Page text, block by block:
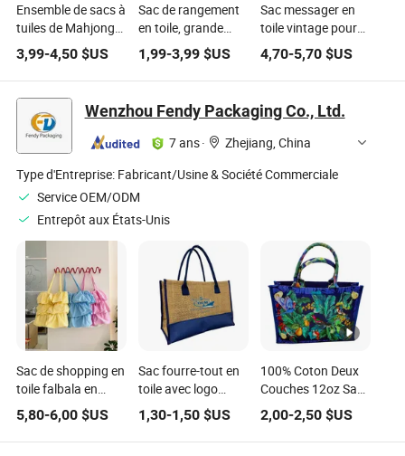
Ensemble de sacs à
tuiles de Mahjong
pour tuiles et
supports
américains, sac en
toile pour Mahjong
3,99-4,50 $US
Sac de rangement
en toile, grande
capacité, pochette
zippée
multipurpose
1,99-3,99$US
Sac messager en
toile vintage pour
15-Inch voyage
d'ordinateur
portable
4,70-5,70$US
Wenzhou Fendy Packaging Co., Ltd.
7 ans·
Zhejiang, China
Type d'Entreprise: Fabricant/Usine & Société Commerciale
Service OEM/ODM
Entrepôt aux États-Unis
Sac de shopping en
toile falbala en
coton coloré et
magnifique à haute
capacité 100%
5,80-6,00 $US
Sac fourre-tout en
toile avec logo
personnalisé,
patchwork
réutilisable en
1,30-1,50$US
100% Coton Deux
Couches 12oz Sac
en Toile par
Impression par
Sublimation
2,00-2,50$US